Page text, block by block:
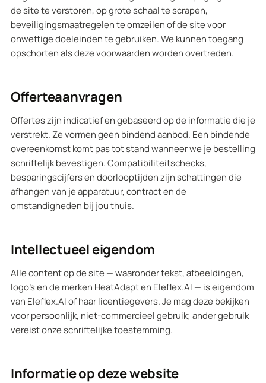
de site te verstoren, op grote schaal te scrapen,
beveiligingsmaatregelen te omzeilen of de site voor
onwettige doeleinden te gebruiken. We kunnen toegang
opschorten als deze voorwaarden worden overtreden.
Offerteaanvragen
Offertes zijn indicatief en gebaseerd op de informatie die je
verstrekt. Ze vormen geen bindend aanbod. Een bindende
overeenkomst komt pas tot stand wanneer we je bestelling
schriftelijk bevestigen. Compatibiliteitschecks,
besparingscijfers en doorlooptijden zijn schattingen die
afhangen van je apparatuur, contract en de
omstandigheden bij jou thuis.
Intellectueel eigendom
Alle content op de site — waaronder tekst, afbeeldingen,
logo's en de merken HeatAdapt en Eleflex.AI — is eigendom
van Eleflex.AI of haar licentiegevers. Je mag deze bekijken
voor persoonlijk, niet-commercieel gebruik; ander gebruik
vereist onze schriftelijke toestemming.
Informatie op deze website